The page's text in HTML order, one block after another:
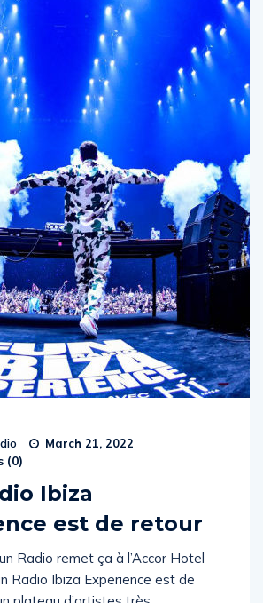
March 21, 2022
(0)
Ibiza
est de retour
Radio remet ça à l’Accor Hotel
Radio Ibiza Experience est de